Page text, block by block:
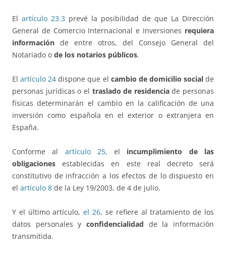
El artículo 23.3 prevé la posibilidad de que La Dirección
General de Comercio Internacional e Inversiones requiera
información de entre otros, del Consejo General del
Notariado o de los notarios públicos.
Elartículo 24 dispone que el cambio de domicilio socialde
personas jurídicas o el traslado de residenciade personas
físicas determinarán el cambio en la calificación de una
inversión como española en el exterior o extranjera en
España.
Conforme al artículo 25, el incumplimiento de las
obligaciones establecidas en este real decreto será
constitutivo de infracción a los efectos de lo dispuesto en
el artículo 8 de la Ley 19/2003, de 4 de julio.
Y el último artículo,el 26, se refiere al tratamiento de los
datos personales y confidencialidad de la información
transmitida.